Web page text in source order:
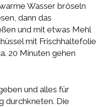
Wasser bröseln
dann das
und mit etwas Mehl
mit Frischhaltefolie
20 Minuten gehen
und alles für
durchkneten. Die